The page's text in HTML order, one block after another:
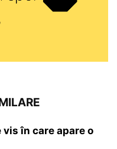
în care apare o